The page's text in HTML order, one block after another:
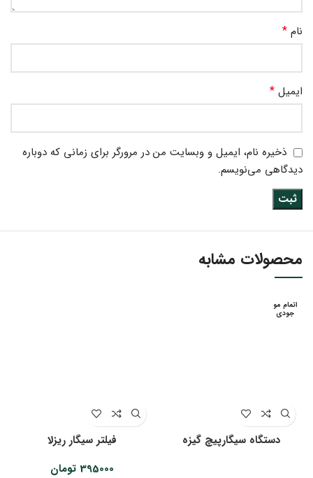
نام *
ایمیل *
ذخیره نام، ایمیل و وبسایت من در مرورگر برای زمانی که دوباره
دیدگاهی می‌نویسم.
محصولات مشابه
اتمام مو
جودی
دستگاه سیگارپیچ گیزه
فیلتر سیگار ریزلا
395000 تومان